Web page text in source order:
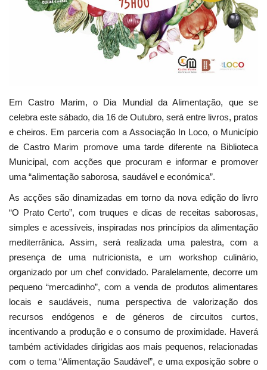
Em Castro Marim, o Dia Mundial da Alimentação, que se
celebra este sábado, dia 16 de Outubro, será entre livros, pratos
e cheiros. Em parceria com a Associação In Loco, o Município
de Castro Marim promove uma tarde diferente na Biblioteca
Municipal, com acções que procuram e informar e promover
uma “alimentação saborosa, saudável e económica”.
As acções são dinamizadas em torno da nova edição do livro
“O Prato Certo”, com truques e dicas de receitas saborosas,
simples e acessíveis, inspiradas nos princípios da alimentação
mediterrânica. Assim, será realizada uma palestra, com a
presença de uma nutricionista, e um workshop culinário,
organizado por um chef convidado. Paralelamente, decorre um
pequeno “mercadinho”, com a venda de produtos alimentares
locais e saudáveis, numa perspectiva de valorização dos
recursos endógenos e de géneros de circuitos curtos,
incentivando a produção e o consumo de proximidade. Haverá
também actividades dirigidas aos mais pequenos, relacionadas
com o tema “Alimentação Saudável”, e uma exposição sobre o